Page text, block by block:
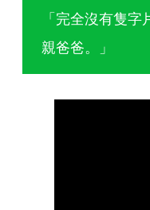
「完全沒有隻
親爸爸。」